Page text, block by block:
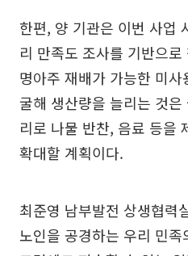
한편, 양 기관은 이번 사업
리 만족도 조사를 기반으
명아주 재배가 가능한 미
굴해 생산량을 늘리는 것
리로 나물 반찬, 음료 등을
확대할 계획이다.
최준영 남부발전 상생협력
노인을 공경하는 우리 민